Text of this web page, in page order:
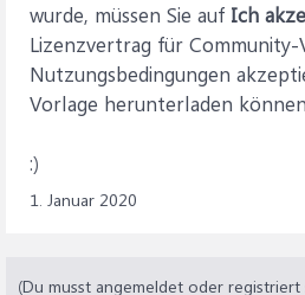
wurde, müssen Sie auf Ich
Lizenzvertrag für Community-
Nutzungsbedingungen
Vorlage herunterladen
:)
1. Januar 2020
(Du musst angemeldet oder